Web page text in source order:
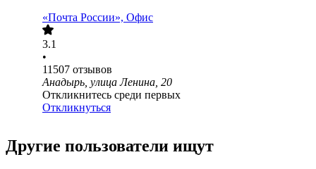
«Почта России», Офис
3.1
•
11507 отзывов
Анадырь, улица Ленина, 20
Откликнитесь среди первых
Откликнуться
Другие пользователи ищут